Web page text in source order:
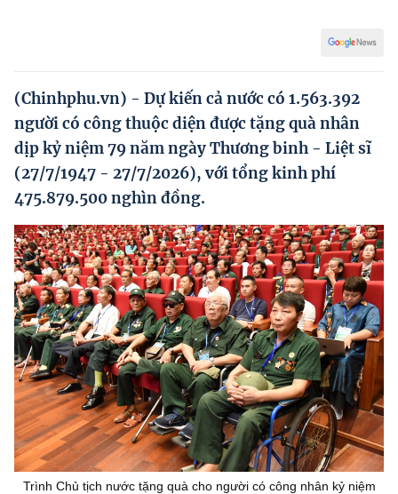
Phát triển kinh tế tư nhân và doanh nghiệp dân tộc
Ocop và chuỗi giá trị Nông sản
Kinh tế tư nhân
Doanh nghiệp dân tộc
Khác
Video
Photo
(Chinhphu.vn) - Dự kiến cả nước có 1.563.392
người có công thuộc diện được tặng quà nhân
dịp kỷ niệm 79 năm ngày Thương binh - Liệt sĩ
(27/7/1947 - 27/7/2026), với tổng kinh phí
475.879.500 nghìn đồng.
Trình Chủ tịch nước tặng quà cho người có công nhân kỷ niệm